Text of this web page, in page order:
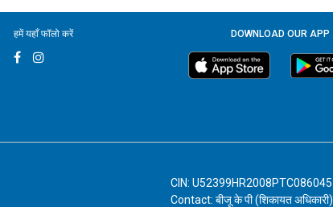
हमें यहाँ फॉलो करें DOWNLOAD OUR APP
CIN: U52399HR2008PTC086045
Contact: बीजू के पी (शिकायत अधिकारी)